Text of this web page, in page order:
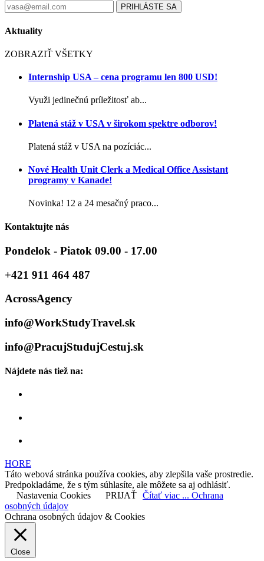
PRIHLÁSTE SA
Aktuality
ZOBRAZIŤ VŠETKY
Internship USA – cena programu len 800 USD!
Využi jedinečnú príležitosť ab...
Platená stáž v USA v širokom spektre odborov!
Platená stáž v USA na pozíciác...
Nové Health Unit Clerk a Medical Office Assistant
programy v Kanade!
Novinka! 12 a 24 mesačný praco...
Kontaktujte nás
Pondelok - Piatok 09.00 - 17.00
+421 911 464 487
AcrossAgency
info@WorkStudyTravel.sk
info@PracujStudujCestuj.sk
Nájdete nás tiež na:
HORE
Táto webová stránka používa cookies, aby zlepšila vaše prostredie.
Predpokladáme, že s tým súhlasíte, ale môžete sa aj odhlásiť.
Nastavenia Cookies
PRIJAŤ Čítať viac ... Ochrana
osobných údajov
Ochrana osobných údajov & Cookies
Close